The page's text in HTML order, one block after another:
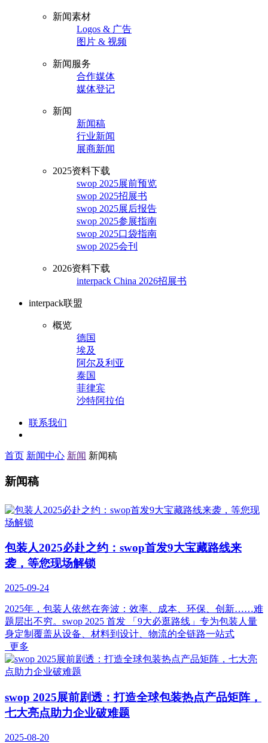
新闻素材
Logos & 广告
图片 & 视频
新闻服务
合作媒体
媒体登记
新闻
新闻稿
行业新闻
展商新闻
2025资料下载
swop 2025展前预览
swop 2025招展书
swop 2025展后报告
swop 2025参展指南
swop 2025口袋指南
swop 2025会刊
2026资料下载
interpack China 2026招展书
interpack联盟
概览
德国
埃及
阿尔及利亚
泰国
菲律宾
沙特阿拉伯
联系我们
首页 新闻中心 新闻 新闻稿
新闻稿
包装人2025必赴之约：swop首发9大宝藏路线来
袭，等您现场解锁
2025-09-24
2025年，包装人依然在奔波：效率、成本、环保、创新……难
题层出不穷。swop 2025 首发 「9大必逛路线」专为包装人量
身定制覆盖从设备、材料到设计、物流的全链路一站式
更多
swop 2025展前剧透：打造全球包装热点产品矩阵，
七大亮点助力企业破难题
2025-08-20